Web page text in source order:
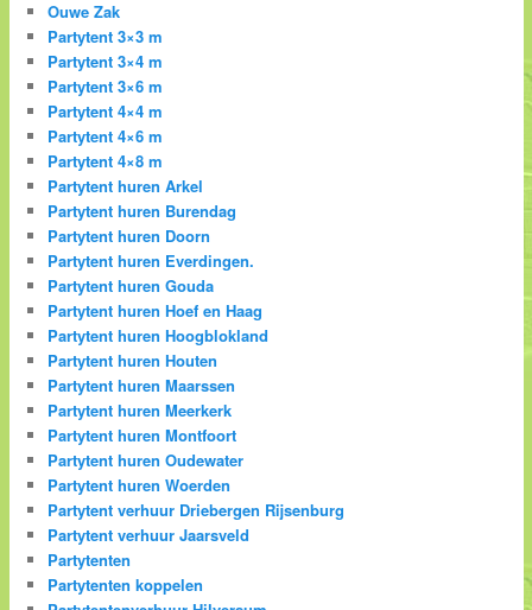
Ouwe Zak
Partytent 3×3 m
Partytent 3×4 m
Partytent 3×6 m
Partytent 4×4 m
Partytent 4×6 m
Partytent 4×8 m
Partytent huren Arkel
Partytent huren Burendag
Partytent huren Doorn
Partytent huren Everdingen.
Partytent huren Gouda
Partytent huren Hoef en Haag
Partytent huren Hoogblokland
Partytent huren Houten
Partytent huren Maarssen
Partytent huren Meerkerk
Partytent huren Montfoort
Partytent huren Oudewater
Partytent huren Woerden
Partytent verhuur Driebergen Rijsenburg
Partytent verhuur Jaarsveld
Partytenten
Partytenten koppelen